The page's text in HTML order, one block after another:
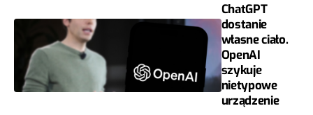
ChatGPT
dostanie
własne ciało.
OpenAI
szykuje
nietypowe
urządzenie